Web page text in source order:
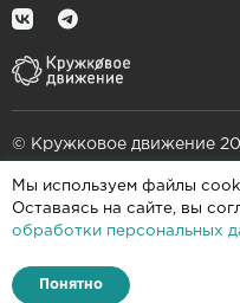
Мы используем файлы
Оставаясь на сайте, вы
обработки персональных
Понятно
© Кружковое движение
При поддержке
Пользовательское
Политика